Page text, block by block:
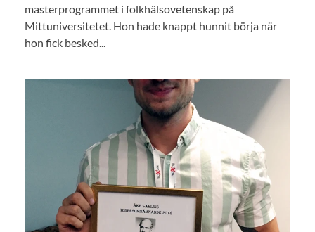
masterprogrammet i folkhälsovetenskap på
Mittuniversitetet. Hon hade knappt hunnit börja när
hon fick besked...